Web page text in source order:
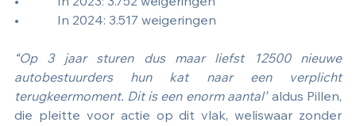
•            In 2024: 3.517 weigeringen
“Op 3 jaar sturen dus maar liefst 12500 nieuwe
autobestuurders hun kat naar een verplicht
terugkeermoment. Dit is een enorm aantal” aldus Pillen,
die pleitte voor actie op dit vlak, weliswaar zonder